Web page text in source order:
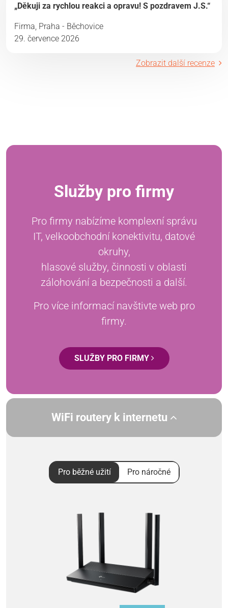
„Děkuji za rychlou reakci a opravu! S pozdravem J.S.“
Firma, Praha - Běchovice
29. července 2026
Zobrazit další recenze
Služby pro firmy
Pro firmy nabízíme komplexní správu
IT, velkoobchodní konektivitu, datové
okruhy,
hlasové služby, činnosti v oblasti
zálohování a bezpečnosti a další.
Pro více informací navštivte web pro
firmy.
SLUŽBY PRO FIRMY
WiFi routery k internetu
Pro běžné užití Pro náročné